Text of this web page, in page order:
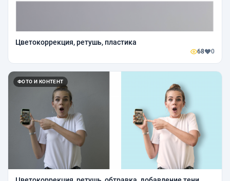
Цветокоррекция, ретушь, пластика
68 0
ФОТО И КОНТЕНТ